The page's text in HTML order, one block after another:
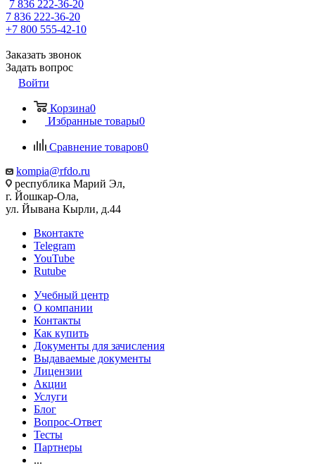
7 836 222-36-20
7 836 222-36-20
+7 800 555-42-10
Заказать звонок
Задать вопрос
Войти
Корзина0
Избранные товары0
Сравнение товаров0
kompia@rfdo.ru
республика Марий Эл,
г. Йошкар-Ола,
ул. Йывана Кырли, д.44
Вконтакте
Telegram
YouTube
Rutube
Учебный центр
О компании
Контакты
Как купить
Документы для зачисления
Выдаваемые документы
Лицензии
Акции
Услуги
Блог
Вопрос-Ответ
Тесты
Партнеры
...